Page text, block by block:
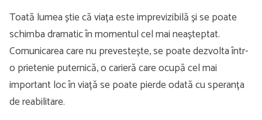
Toată lumea știe că viața este imprevizibilă și se poate
schimba dramatic în momentul cel mai neașteptat.
Comunicarea care nu prevestește, se poate dezvolta într-
o prietenie puternică, o carieră care ocupă cel mai
important loc în viață se poate pierde odată cu speranța
de reabilitare.